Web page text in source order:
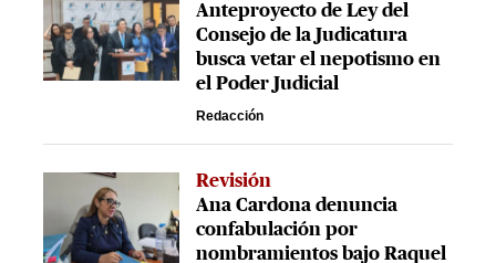
Anteproyecto de Ley del
Consejo de la Judicatura
busca vetar el nepotismo en
el Poder Judicial
Redacción
Revisión
Ana Cardona denuncia
confabulación por
nombramientos bajo Raquel